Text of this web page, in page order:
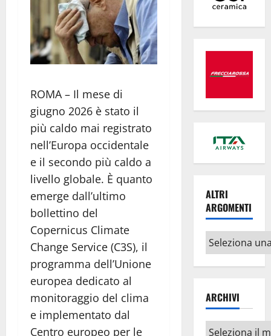
ROMA – Il mese di
giugno 2026 è stato il
più caldo mai registrato
nell’Europa occidentale
e il secondo più caldo a
livello globale. È quanto
emerge dall’ultimo
bollettino del
Copernicus Climate
Change Service (C3S), il
programma dell’Unione
europea dedicato al
monitoraggio del clima
e implementato dal
Centro europeo per le
ALTRI
ARGOMENTI
Altri
argomenti
ARCHIVI
Archivi